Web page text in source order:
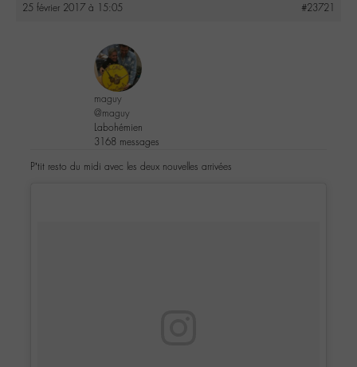
25 février 2017 à 15:05 #23721
maguy
@maguy
Labohémien
3168 messages
P’tit resto du midi avec les deux nouvelles arrivées